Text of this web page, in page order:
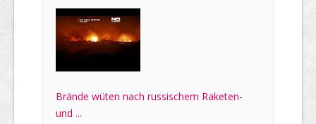
Brände wüten nach russischem Raketen-
und ...